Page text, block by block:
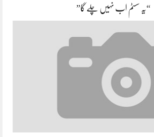
“یہ سسٹم اب نہیں چلے گا”